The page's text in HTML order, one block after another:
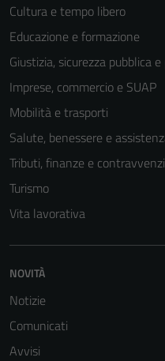
Cultura e tempo libero
Educazione e formazione
Giustizia, sicurezza pubblica
Imprese, commercio e SUAP
Mobilità e trasporti
Salute, benessere e
Tributi, finanze e
Turismo
Vita lavorativa
NOVITÀ
Notizie
Comunicati
Avvisi